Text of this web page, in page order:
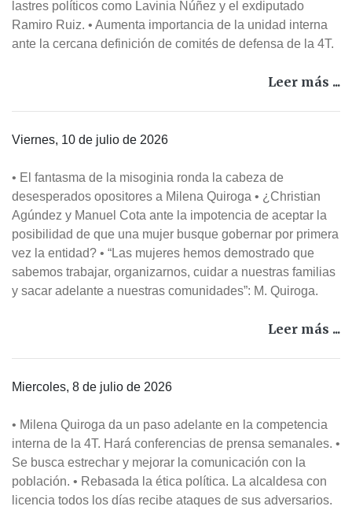
lastres políticos como Lavinia Núñez y el exdiputado
Ramiro Ruiz. • Aumenta importancia de la unidad interna
ante la cercana definición de comités de defensa de la 4T.
Leer más ...
Viernes, 10 de julio de 2026
• El fantasma de la misoginia ronda la cabeza de
desesperados opositores a Milena Quiroga • ¿Christian
Agúndez y Manuel Cota ante la impotencia de aceptar la
posibilidad de que una mujer busque gobernar por primera
vez la entidad? • “Las mujeres hemos demostrado que
sabemos trabajar, organizarnos, cuidar a nuestras familias
y sacar adelante a nuestras comunidades”: M. Quiroga.
Leer más ...
Miercoles, 8 de julio de 2026
• Milena Quiroga da un paso adelante en la competencia
interna de la 4T. Hará conferencias de prensa semanales. •
Se busca estrechar y mejorar la comunicación con la
población. • Rebasada la ética política. La alcaldesa con
licencia todos los días recibe ataques de sus adversarios.